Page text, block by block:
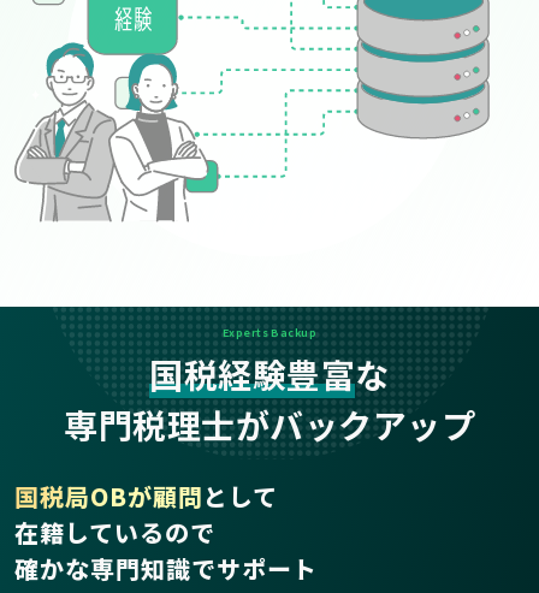
Experts Backup
国税経験豊富な
専門税理士がバックアップ
国税局OBが顧問として
在籍しているので
確かな専門知識でサポート